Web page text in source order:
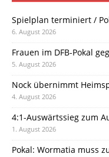
Spielplan terminiert /
6. August 2026
Frauen im DFB-Pokal
5. August 2026
Nock übernimmt
4. August 2026
4:1-Auswärtssieg zum
1. August 2026
Pokal: Wormatia muss